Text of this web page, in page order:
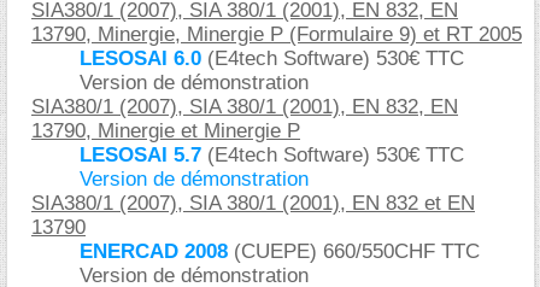
SIA380/1 (2007), SIA 380/1 (2001), EN 832, EN
13790, Minergie, Minergie P (Formulaire 9) et RT 2005
LESOSAI 6.0 (E4tech Software) 530€ TTC
Version de démonstration
SIA380/1 (2007), SIA 380/1 (2001), EN 832, EN
13790, Minergie et Minergie P
LESOSAI 5.7 (E4tech Software) 530€ TTC
Version de démonstration
SIA380/1 (2007), SIA 380/1 (2001), EN 832 et EN
13790
ENERCAD 2008 (CUEPE) 660/550CHF TTC
Version de démonstration